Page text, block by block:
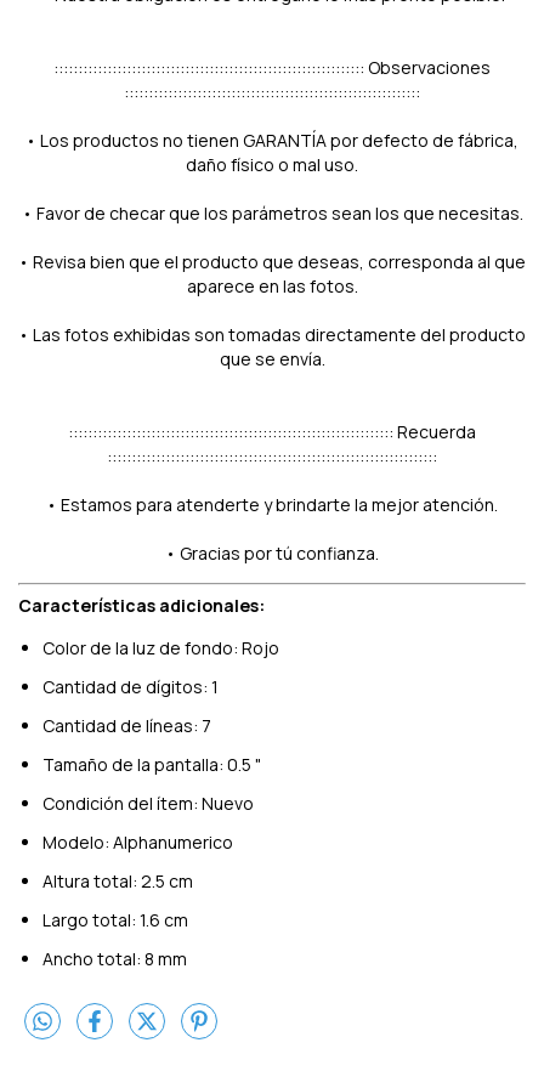
:::::::::::::::::::::::::::::::::::::::::::::::::::::::::::::::: Observaciones
:::::::::::::::::::::::::::::::::::::::::::::::::::::::::::::
• Los productos no tienen GARANTÍA por defecto de fábrica,
daño físico o mal uso.
• Favor de checar que los parámetros sean los que necesitas.
• Revisa bien que el producto que deseas, corresponda al que
aparece en las fotos.
• Las fotos exhibidas son tomadas directamente del producto
que se envía.
::::::::::::::::::::::::::::::::::::::::::::::::::::::::::::::::::: Recuerda
::::::::::::::::::::::::::::::::::::::::::::::::::::::::::::::::::::
• Estamos para atenderte y brindarte la mejor atención.
• Gracias por tú confianza.
Características adicionales:
Color de la luz de fondo: Rojo
Cantidad de dígitos: 1
Cantidad de líneas: 7
Tamaño de la pantalla: 0.5 "
Condición del ítem: Nuevo
Modelo: Alphanumerico
Altura total: 2.5 cm
Largo total: 1.6 cm
Ancho total: 8 mm